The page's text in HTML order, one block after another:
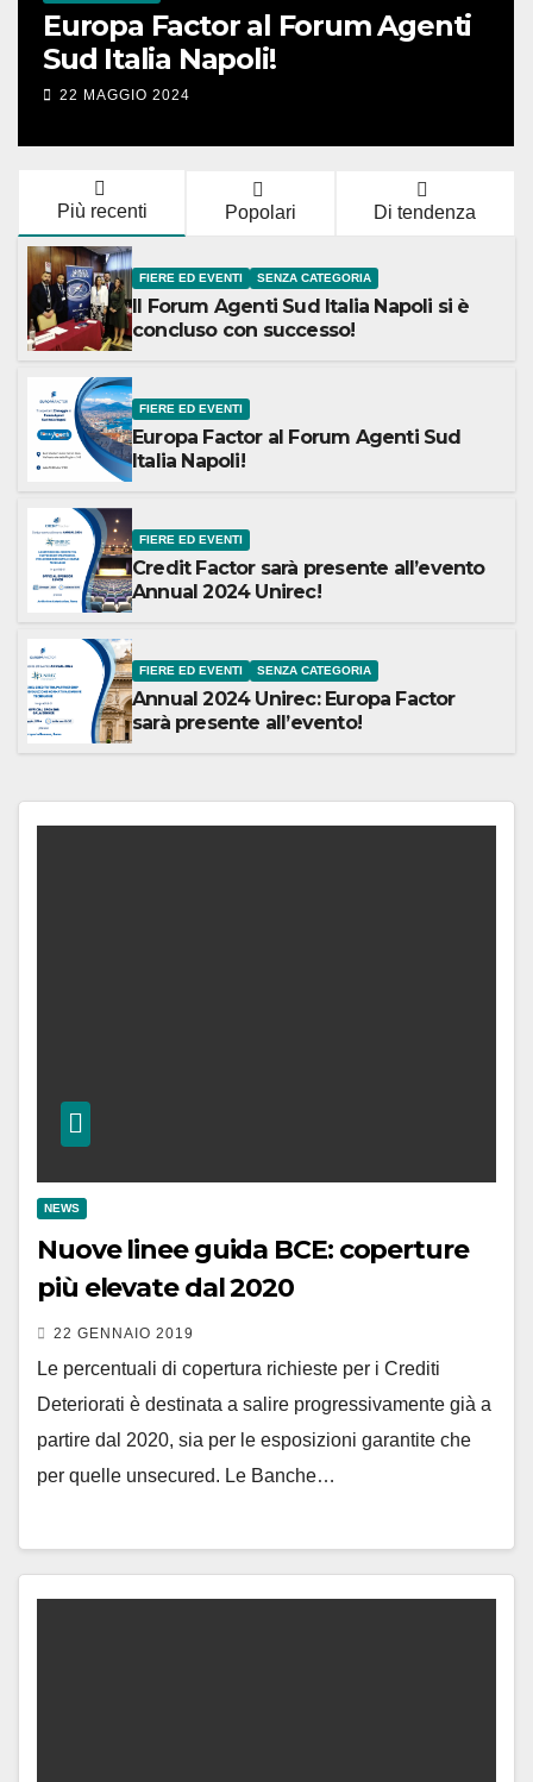
Europa Factor al Forum Agenti
Sud Italia Napoli!
22 MAGGIO 2024
Più recenti Popolari Di tendenza
FIERE ED EVENTI SENZA CATEGORIA
Il Forum Agenti Sud Italia Napoli si è
concluso con successo!
FIERE ED EVENTI
Europa Factor al Forum Agenti Sud
Italia Napoli!
FIERE ED EVENTI
Credit Factor sarà presente all’evento
Annual 2024 Unirec!
FIERE ED EVENTI SENZA CATEGORIA
Annual 2024 Unirec: Europa Factor
sarà presente all’evento!
NEWS
Nuove linee guida BCE: coperture
più elevate dal 2020
22 GENNAIO 2019
Le percentuali di copertura richieste per i Crediti
Deteriorati è destinata a salire progressivamente già a
partire dal 2020, sia per le esposizioni garantite che
per quelle unsecured. Le Banche…